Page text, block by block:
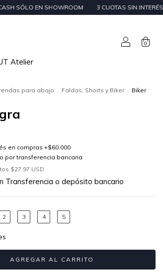
SHOWROOM 3 CUOTAS SIN INTERÉS EN
0
Atelier
para abajo . Faldas, Shorts y Biker . Biker
$27.97 USD
Transferencia o depósito bancario
2 3 4 5